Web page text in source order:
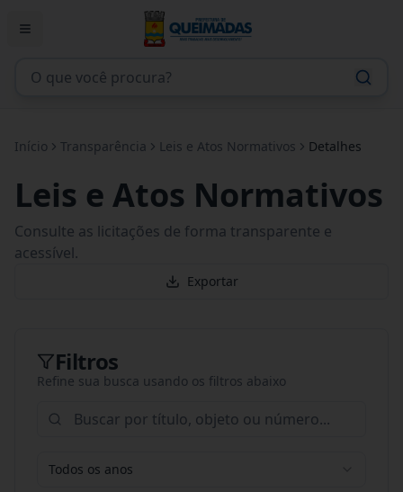
Início Transparência Leis e Atos Normativos Detalhes
Leis e Atos Normativos
Consulte as licitações de forma transparente e
acessível.
Exportar
Filtros
Refine sua busca usando os filtros abaixo
Todos os anos